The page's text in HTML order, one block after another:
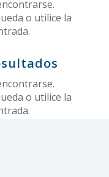
o utilice la
o utilice la